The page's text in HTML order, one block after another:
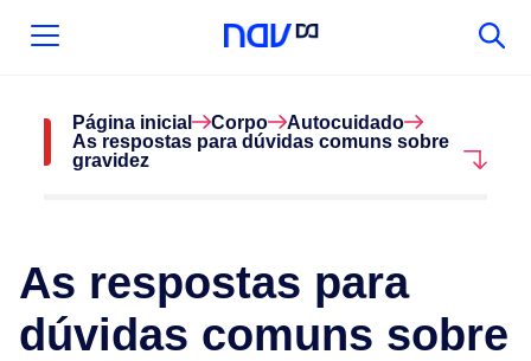
Página inicial Corpo
Autocuidado
As respostas para dúvidas comuns sobre
gravidez
As respostas para
dúvidas comuns sobre